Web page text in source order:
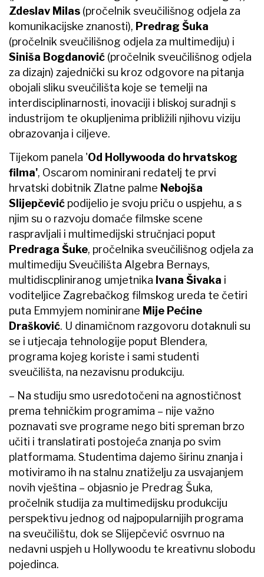
Zdeslav Milas (pročelnik sveučilišnog odjela za
komunikacijske znanosti), Predrag Šuka
(pročelnik sveučilišnog odjela za multimediju) i
Siniša Bogdanović (pročelnik sveučilišnog odjela
za dizajn) zajednički su kroz odgovore na pitanja
obojali sliku sveučilišta koje se temelji na
interdisciplinarnosti, inovaciji i bliskoj suradnji s
industrijom te okupljenima približili njihovu viziju
obrazovanja i ciljeve.
Tijekom panela 'Od Hollywooda do hrvatskog
filma', Oscarom nominirani redatelj te prvi
hrvatski dobitnik Zlatne palme Nebojša
Slijepčević podijelio je svoju priču o uspjehu, a s
njim su o razvoju domaće filmske scene
raspravljali i multimedijski stručnjaci poput
Predraga Šuke, pročelnika sveučilišnog odjela za
multimediju Sveučilišta Algebra Bernays,
multidiscpliniranog umjetnika Ivana Šivaka i
voditeljice Zagrebačkog filmskog ureda te četiri
puta Emmyjem nominirane Mije Pećine
Drašković. U dinamičnom razgovoru dotaknuli su
se i utjecaja tehnologije poput Blendera,
programa kojeg koriste i sami studenti
sveučilišta, na nezavisnu produkciju.
– Na studiju smo usredotočeni na agnostičnost
prema tehničkim programima – nije važno
poznavati sve programe nego biti spreman brzo
učiti i translatirati postojeća znanja po svim
platformama. Studentima dajemo širinu znanja i
motiviramo ih na stalnu znatiželju za usvajanjem
novih vještina – objasnio je Predrag Šuka,
pročelnik studija za multimedijsku produkciju
perspektivu jednog od najpopularnijih programa
na sveučilištu, dok se Slijepčević osvrnuo na
nedavni uspjeh u Hollywoodu te kreativnu slobodu
pojedinca.